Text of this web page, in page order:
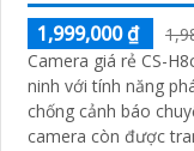
1,999,000 ₫
Camera giá rẻ CS-
ninh với tính năng
chống cảnh báo
camera còn được